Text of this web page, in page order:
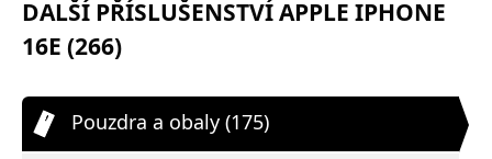
DALŠÍ PŘÍSLUŠENSTVÍ APPLE IPHONE
16E (266)
Pouzdra a obaly (175)